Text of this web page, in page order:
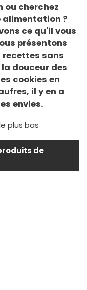
ou cherchez
alimentation ?
ce qu'il vous
présentons
recettes sans
douceur des
cookies en
il y en a
envies.
plus bas
de